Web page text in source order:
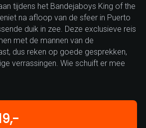
tijdens het Bandejaboys King of the
na afloop van de sfeer in Puerto
duik in zee. Deze exclusieve reis
met de mannen van de
dus reken op goede gesprekken,
verrassingen. Wie schuift er mee